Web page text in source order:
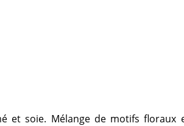
et soie. Mélange de motifs floraux